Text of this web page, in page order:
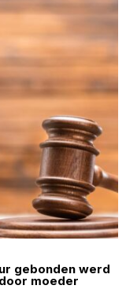
gebonden werd
moeder